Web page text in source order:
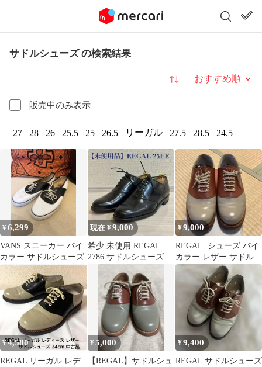
サドルシューズ の検索結果
販売中のみ表示
並び替え
27 28 26 25.5 25 26.5 リーガル 27.5 28.5 24.5
¥6,299
VANS スニーカー バイ
カラー サドルシューズ
現在 ¥9,000
希少 未使用 REGAL
2786 サドルシューズ 黒
¥9,000
REGAL. シューズ バイ
カラー レザー サドルシ
ューズ
¥4,580
REGAL リーガル レデ
¥5,000
【REGAL】サドルシュ
¥9,400
REGAL サドルシューズ